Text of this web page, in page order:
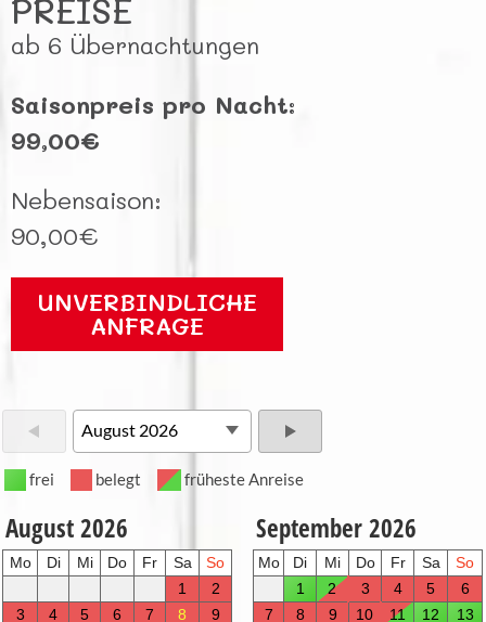
PREISE
ab 6 Übernachtungen
Saisonpreis pro Nacht:
99,00€
Nebensaison:
90,00€
UNVERBINDLICHE
ANFRAGE